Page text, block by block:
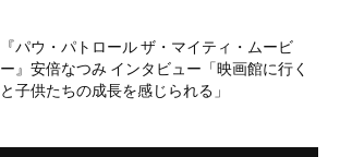
『パウ・パトロール ザ・マイティ・ムービ
ー』安倍なつみ インタビュー「映画館に行く
と子供たちの成長を感じられる」